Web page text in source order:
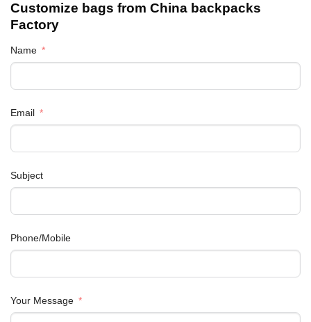
Customize bags from China backpacks
Factory
Name
Email
Subject
Phone/Mobile
Your Message